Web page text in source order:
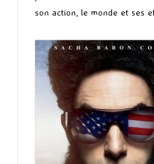
son action, le monde et ses